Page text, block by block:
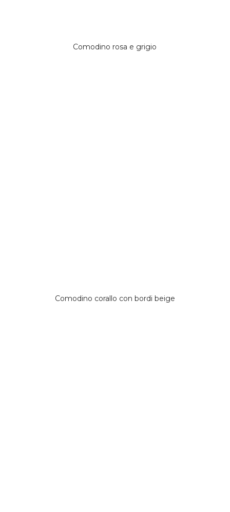
Comodino rosa e grigio
Comodino corallo con bordi beige